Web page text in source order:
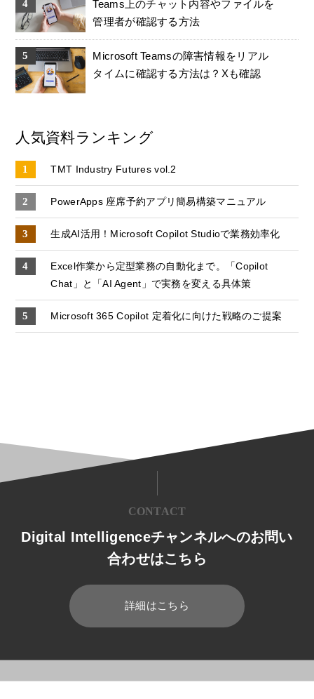
Teams上のチャット内容やファイルを
管理者が確認する方法
Microsoft Teamsの障害情報をリアル
タイムに確認する方法は？Xも確認
人気資料ランキング
TMT Industry Futures vol.2
PowerApps 座席予約アプリ簡易構築マニュアル
生成AI活用！Microsoft Copilot Studioで業務効率化
Excel作業から定型業務の自動化まで。「Copilot
Chat」と「AI Agent」で実務を変える具体策
Microsoft 365 Copilot 定着化に向けた戦略のご提案
CONTACT
Digital Intelligenceチャンネルへのお問い
合わせはこちら
詳細はこちら